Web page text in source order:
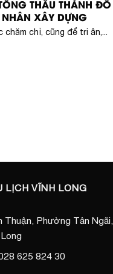
THẦU THÀNH ĐÔ
XÂY DỰNG
chăm chỉ, cũng để tri ân,...
LỊCH VĨNH LONG
Thuận, Phường Tân Ngãi,
625 824 30